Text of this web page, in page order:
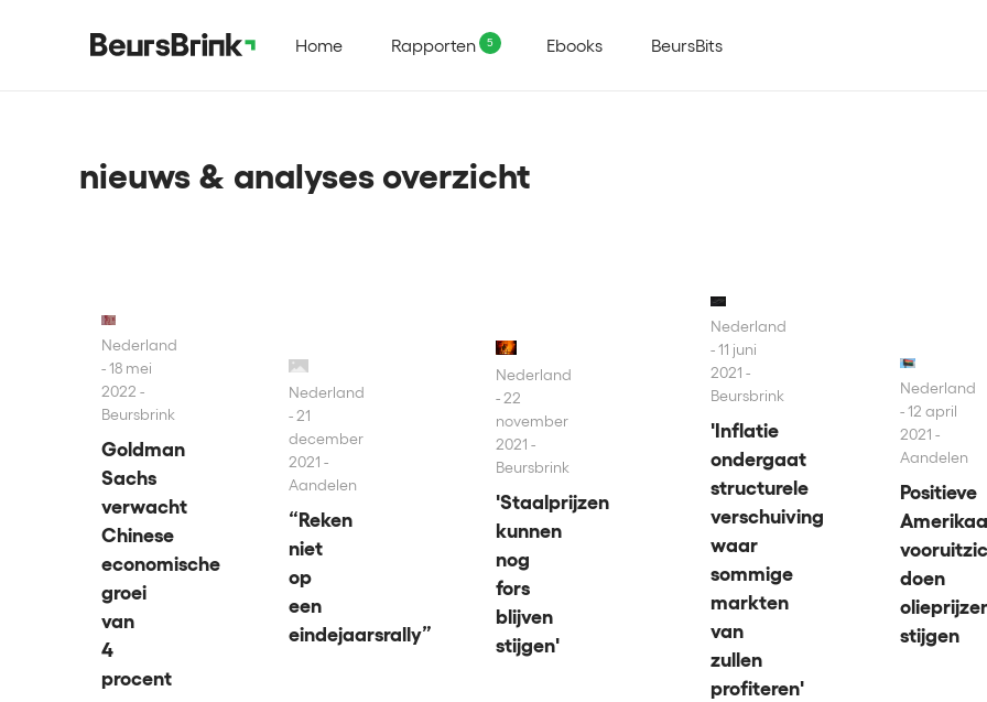
Home Rapporten Ebooks BeursBits
nieuws & analyses overzicht
Nederland
18 mei
2022 -
Beursbrink
Goldman
Sachs
verwacht
Chinese
economische
groei
van
4
procent
Nederland
21
december
2021 -
Aandelen
“Reken
niet
op
een
eindejaarsrally”
Nederland
22
november
2021 -
Beursbrink
'Staalprijzen
kunnen
nog
fors
blijven
stijgen'
Nederland
11 juni
2021 -
Beursbrink
'Inflatie
ondergaat
structurele
verschuiving
waar
sommige
markten
van
zullen
profiteren'
Nederland
12 april
2021 -
Aandelen
Positieve
doen
stijgen